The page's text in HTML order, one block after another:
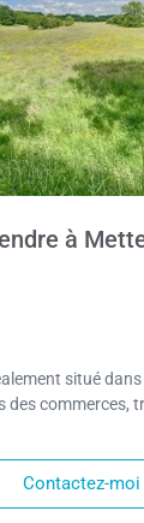
à
situé
des commerces,
Contactez-moi